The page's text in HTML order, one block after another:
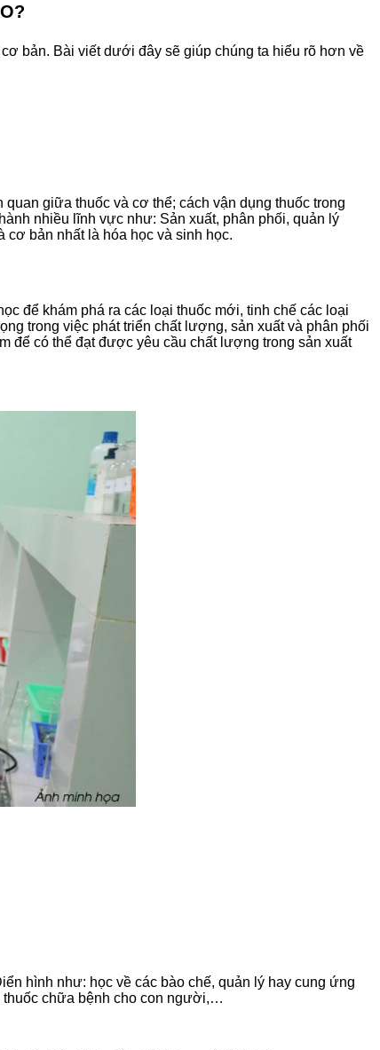
bản. Bài viết dưới đây sẽ giúp chúng ta hiểu rõ hơn về
giữa thuốc và cơ thể; cách vận dụng thuốc trong
nhiều lĩnh vực như: Sản xuất, phân phối, quản lý
bản nhất là hóa học và sinh học.
để khám phá ra các loại thuốc mới, tinh chế các loại
trong việc phát triển chất lượng, sản xuất và phân phối
để có thể đạt được yêu cầu chất lượng trong sản xuất
hình như: học về các bào chế, quản lý hay cung ứng
thuốc chữa bệnh cho con người,…